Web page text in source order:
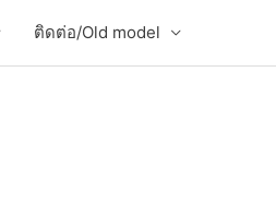
ติดต่อ/Old model